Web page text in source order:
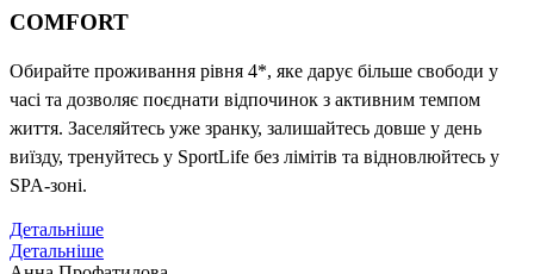
COMFORT
Обирайте проживання рівня 4*, яке дарує більше свободи у
часі та дозволяє поєднати відпочинок з активним темпом
життя. Заселяйтесь уже зранку, залишайтесь довше у день
виїзду, тренуйтесь у SportLife без лімітів та відновлюйтесь у
SPA-зоні.
Детальніше
Детальніше